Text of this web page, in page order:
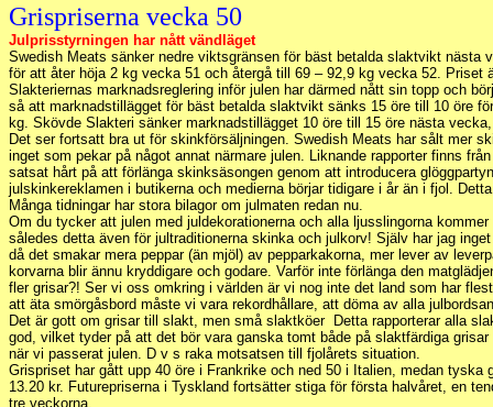
Grispriserna vecka 50
Julprisstyrningen har nått vändläget
Swedish Meats sänker nedre viktsgränsen för bäst betalda slaktvikt nästa
för att åter höja 2 kg vecka 51 och återgå till 69 – 92,9 kg vecka 52. Priset
Slakteriernas marknadsreglering inför julen har därmed nått sin topp och
så att marknadstillägget för bäst betalda slaktvikt sänks 15 öre till 10 öre
kg. Skövde Slakteri sänker marknadstillägget 10 öre till 15 öre nästa
Det ser fortsatt bra ut för skinkförsäljningen. Swedish Meats har sålt mer
inget som pekar på något annat närmare julen. Liknande rapporter finns
satsat hårt på att förlänga skinksäsongen genom att introducera
julskinkereklamen i butikerna och medierna börjar tidigare i år än i fjol.
Många tidningar har stora bilagor om julmaten redan nu.
Om du tycker att julen med juldekorationerna och alla ljusslingorna
således detta även för jultraditionerna skinka och julkorv! Själv har jag
då det smakar mera peppar (än mjöl) av pepparkakorna, mer lever av
korvarna blir ännu kryddigare och godare. Varför inte förlänga den
fler grisar?! Ser vi oss omkring i världen är vi nog inte det land som har
att äta smörgåsbord måste vi vara rekordhållare, att döma av alla
Det är gott om grisar till slakt, men små slaktköer Detta rapporterar alla
god, vilket tyder på att det bör vara ganska tomt både på slaktfärdiga
när vi passerat julen. D v s raka motsatsen till fjolårets situation.
Grispriset har gått upp 40 öre i Frankrike och ned 50 i Italien, medan tyska
13.20 kr. Futurepriserna i Tyskland fortsätter stiga för första halvåret, en
tre veckorna.